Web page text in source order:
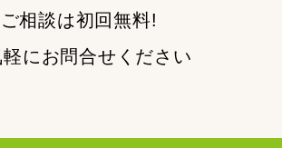
ご相談は初回無料!
軽にお問合せください